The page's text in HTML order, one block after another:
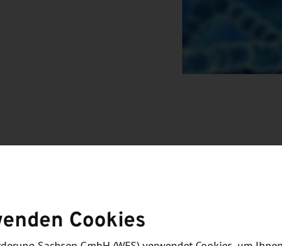
Technischen Universität Dresden hervor und
Die wissenschaftlichen Grundlagen wurden in der
Arbeiten von Prof. Dr. Frank Buchholz und Dr.
Cookies